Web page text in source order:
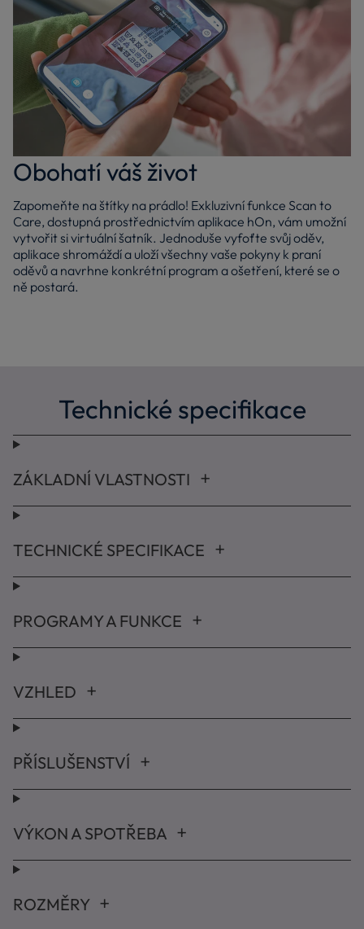
Obohatí váš život
Zapomeňte na štítky na prádlo! Exkluzivní funkce Scan to
Care, dostupná prostřednictvím aplikace hOn, vám umožní
vytvořit si virtuální šatník. Jednoduše vyfoťte svůj oděv,
aplikace shromáždí a uloží všechny vaše pokyny k praní
oděvů a navrhne konkrétní program a ošetření, které se o
ně postará.
Technické specifikace
ZÁKLADNÍ VLASTNOSTI
TECHNICKÉ SPECIFIKACE
PROGRAMY A FUNKCE
VZHLED
PŘÍSLUŠENSTVÍ
VÝKON A SPOTŘEBA
ROZMĚRY